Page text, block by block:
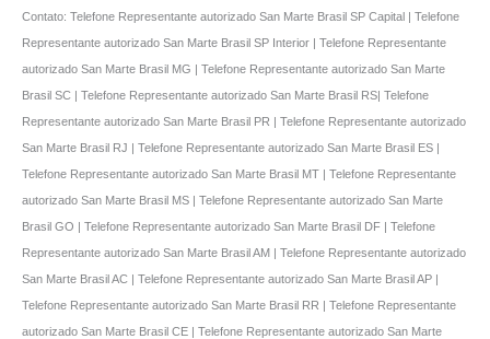
Contato: Telefone Representante autorizado San Marte Brasil SP Capital | Telefone
Representante autorizado San Marte Brasil SP Interior | Telefone Representante
autorizado San Marte Brasil MG | Telefone Representante autorizado San Marte
Brasil SC | Telefone Representante autorizado San Marte Brasil RS| Telefone
Representante autorizado San Marte Brasil PR | Telefone Representante autorizado
San Marte Brasil RJ | Telefone Representante autorizado San Marte Brasil ES |
Telefone Representante autorizado San Marte Brasil MT | Telefone Representante
autorizado San Marte Brasil MS | Telefone Representante autorizado San Marte
Brasil GO | Telefone Representante autorizado San Marte Brasil DF | Telefone
Representante autorizado San Marte Brasil AM | Telefone Representante autorizado
San Marte Brasil AC | Telefone Representante autorizado San Marte Brasil AP |
Telefone Representante autorizado San Marte Brasil RR | Telefone Representante
autorizado San Marte Brasil CE | Telefone Representante autorizado San Marte